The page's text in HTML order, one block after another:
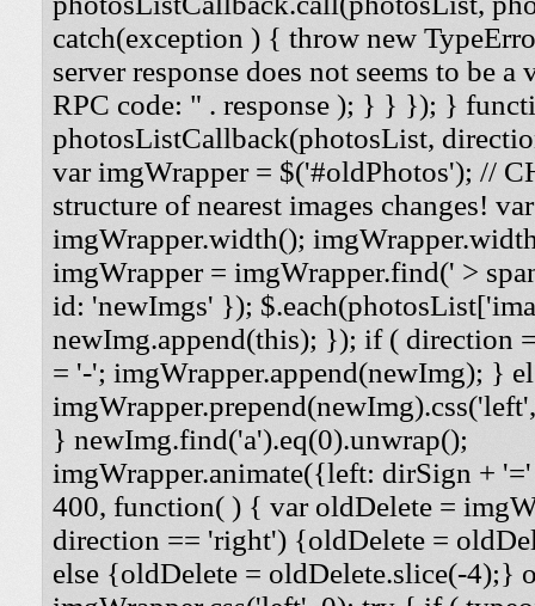
catch(exception ) { throw new
server response does not seems to be
RPC code: " . response ); } } }); }
photosListCallback(photosList,
var imgWrapper = $('#oldPhotos'); //
structure of nearest images changes!
imgWrapper.width();
imgWrapper = imgWrapper.find(' >
id: 'newImgs' });
newImg.append(this); }); if ( direction
= '-'; imgWrapper.append(newImg); }
} newImg.find('a').eq(0).unwrap();
imgWrapper.animate({left: dirSign +
400, function( ) { var oldDelete =
direction == 'right') {oldDelete =
else {oldDelete = oldDelete.slice(-4);}